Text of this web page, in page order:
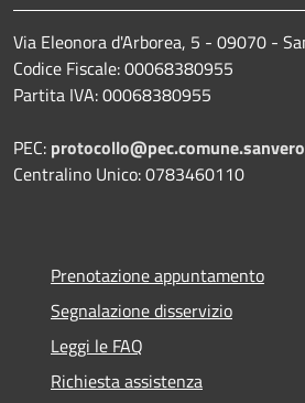
Via Eleonora d'Arborea, 5 - 09070 -
Codice Fiscale: 00068380955
Partita IVA: 00068380955
PEC:
Centralino Unico: 0783460110
Prenotazione appuntamento
Segnalazione disservizio
Leggi le FAQ
Richiesta assistenza